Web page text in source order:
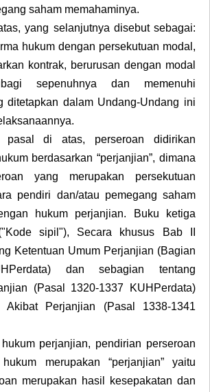
saham memahaminya.
yang selanjutnya disebut sebagai:
hukum dengan persekutuan modal,
kontrak, berurusan dengan modal
sepenuhnya dan memenuhi
ditetapkan dalam Undang-Undang ini
pasal di atas, perseroan didirikan
berdasarkan “perjanjian”, dimana
yang merupakan persekutuan
pendiri dan/atau pemegang saham
hukum perjanjian. Buku ketiga
sipil"), Secara khusus Bab II
Ketentuan Umum Perjanjian (Bagian
dan sebagian tentang
(Pasal 1320-1337 KUHPerdata)
Perjanjian (Pasal 1338-1341
perjanjian, pendirian perseroan
merupakan “perjanjian” yaitu
merupakan hasil kesepakatan dan